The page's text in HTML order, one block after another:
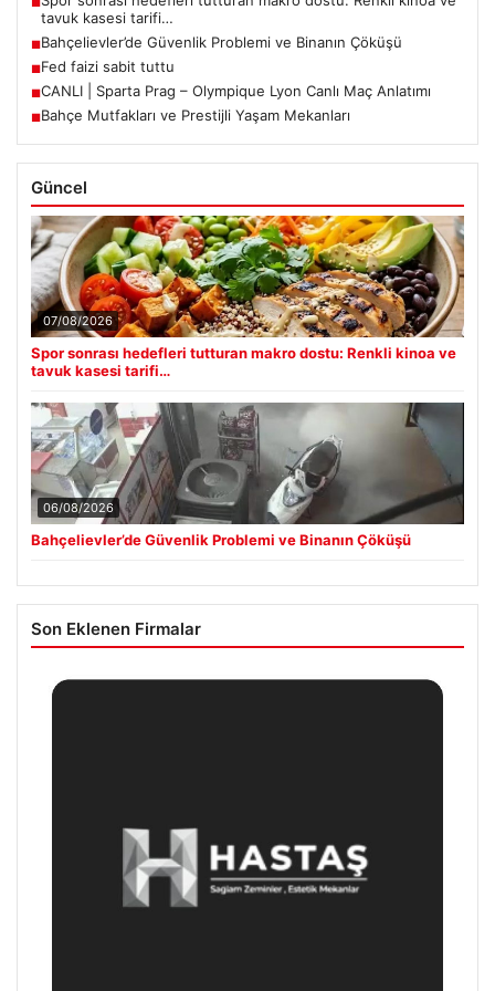
tavuk kasesi tarifi…
■Bahçelievler’de Güvenlik Problemi ve Binanın Çöküşü
■Fed faizi sabit tuttu
■CANLI | Sparta Prag – Olympique Lyon Canlı Maç Anlatımı
■Bahçe Mutfakları ve Prestijli Yaşam Mekanları
Güncel
07/08/2026
Spor sonrası hedefleri tutturan makro dostu: Renkli kinoa ve
tavuk kasesi tarifi…
06/08/2026
Bahçelievler’de Güvenlik Problemi ve Binanın Çöküşü
Son Eklenen Firmalar